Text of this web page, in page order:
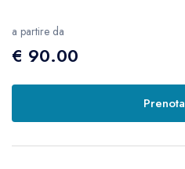
a partire da
€ 90.00
Prenota